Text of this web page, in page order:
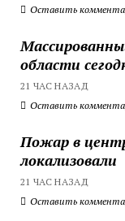
Оставить
области
21 ЧАС НАЗАД
Оставить
Пожар в
локализовали
21 ЧАС НАЗАД
Оставить